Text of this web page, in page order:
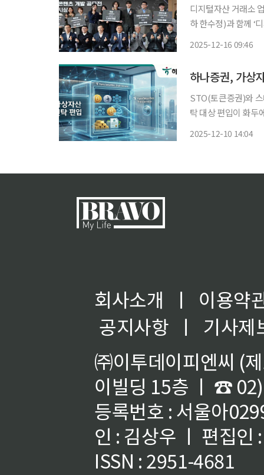
디지털자산 거래소
하 한수정)과 함께 ‘디지털
2025-12-16 09:46
하나증권, 가상
STO(토큰증권)와
탁 대상 편입이 화두에 올랐다. 10일 더불어민주당 박민규 의
2025-12-10 14:04
회사소개 ㅣ
이용약
공지사항
ㅣ
기사제
㈜이투데이피엔씨 (
이빌딩 15층 ㅣ ☎
등록번호 : 서울아
인 : 김상우 ㅣ 편집인
ISSN : 2951-4681